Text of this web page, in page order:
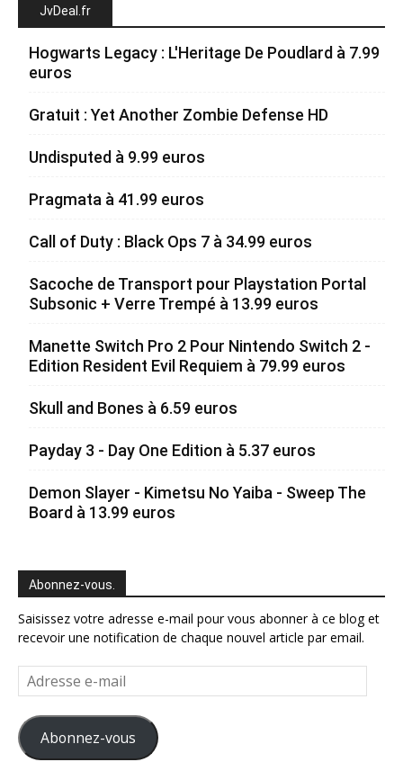
JvDeal.fr
Hogwarts Legacy : L'Heritage De Poudlard à 7.99
euros
Gratuit : Yet Another Zombie Defense HD
Undisputed à 9.99 euros
Pragmata à 41.99 euros
Call of Duty : Black Ops 7 à 34.99 euros
Sacoche de Transport pour Playstation Portal
Subsonic + Verre Trempé à 13.99 euros
Manette Switch Pro 2 Pour Nintendo Switch 2 -
Edition Resident Evil Requiem à 79.99 euros
Skull and Bones à 6.59 euros
Payday 3 - Day One Edition à 5.37 euros
Demon Slayer - Kimetsu No Yaiba - Sweep The
Board à 13.99 euros
Abonnez-vous.
Saisissez votre adresse e-mail pour vous abonner à ce blog et
recevoir une notification de chaque nouvel article par email.
Adresse
e-
mail
Abonnez-vous